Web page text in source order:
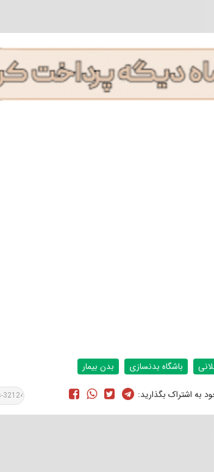
باشگاه بدنسازی بدن بیمار
به اشتراک بگذارید: